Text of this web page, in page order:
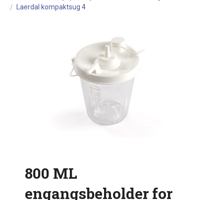
Laerdal kompaktsug 4
800 ML
engangsbeholder for